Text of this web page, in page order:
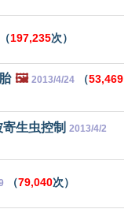
（197,235次）
🖼️ 2013/4/24 （53,469
生虫控制 2013/4/2
（79,040次）